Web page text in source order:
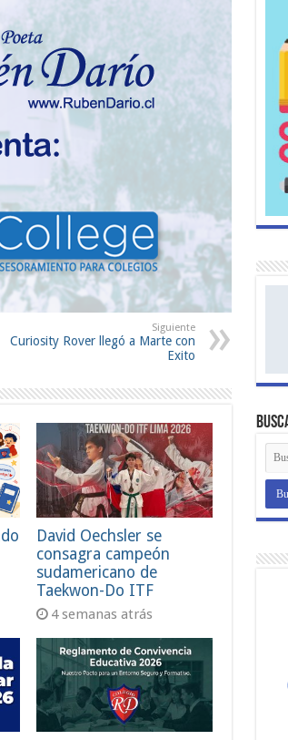
Siguiente
Curiosity Rover llegó a Marte con
Exito
David Oechsler se
consagra campeón
sudamericano de
Taekwon-Do ITF
4 semanas atrás